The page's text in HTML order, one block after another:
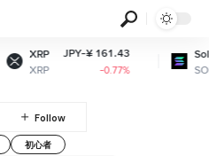
XRP
XRP
JPY-¥ 161.43
-0.77%
Solana
SOL
初心者